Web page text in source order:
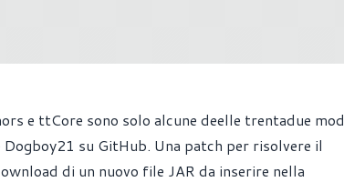
e ttCore sono solo alcune deelle trentadue mod
su GitHub. Una patch per risolvere il
di un nuovo file JAR da inserire nella